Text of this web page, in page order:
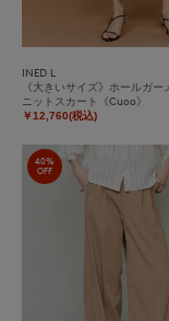
INED L
《大きいサイズ》ホールガー
ニットスカート《Cuoo》
￥12,760(税込)
40%
OFF